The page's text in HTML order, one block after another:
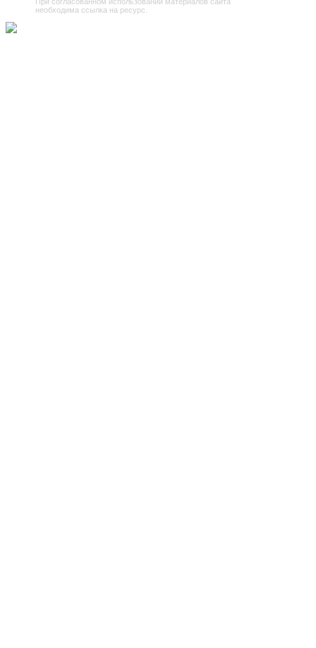
При согласованном использовании материалов сайта
необходима ссылка на ресурс.